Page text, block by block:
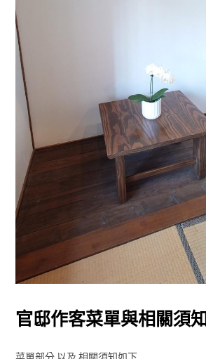
官邸作客菜單與相關須知
菜單部分 以及 相關須知如下